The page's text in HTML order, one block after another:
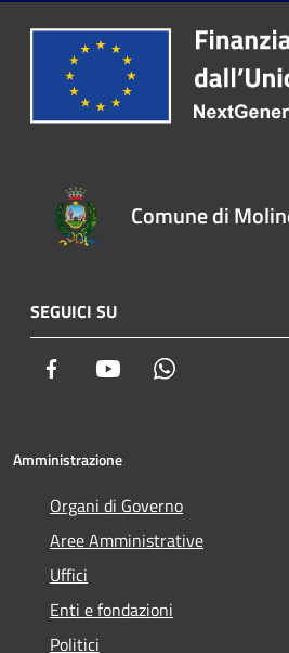
Comune di
SEGUICI SU
Facebook Youtube
Amministrazione
Organi di Governo
Aree Amministrative
Uffici
Enti e fondazioni
Politici